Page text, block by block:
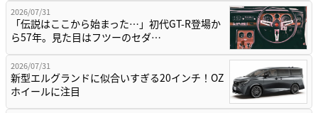
2026/07/31
「伝説はここから始まった…」初代GT-R登場か
ら57年。見た目はフツーのセダ…
2026/07/31
新型エルグランドに似合いすぎる20インチ！OZ
ホイールに注目